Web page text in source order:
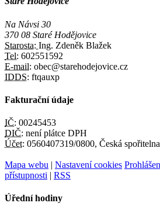
Na Návsi 30
370 08 Staré Hodějovice
Starosta: Ing. Zdeněk Blažek
Tel: 602551592
E-mail: obec@starehodejovice.cz
IDDS: ftqauxp
Fakturační údaje
IČ: 00245453
DIČ: není plátce DPH
Účet: 0560407319/0800, Česká
Mapa webu | Nastavení cookies
přístupnosti | RSS
Úřední hodiny